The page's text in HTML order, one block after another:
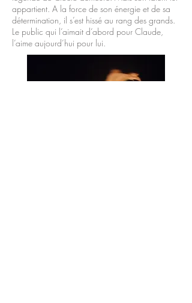
appartient. A la force de son énergie et de sa
détermination, il s’est hissé au rang des grands.
Le public qui l’aimait d’abord pour Claude,
l’aime aujourd’hui pour lui.